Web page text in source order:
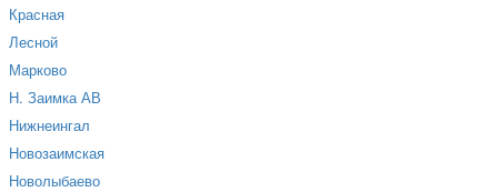
Красная
Лесной
Марково
Н. Заимка АВ
Нижнеингал
Новозаимская
Новолыбаево